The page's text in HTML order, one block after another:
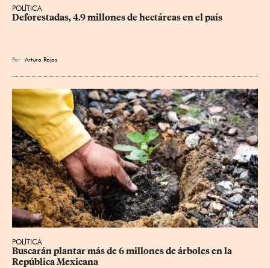
POLÍTICA
Deforestadas, 4.9 millones de hectáreas en el país
Por Arturo Rojas
POLÍTICA
Buscarán plantar más de 6 millones de árboles en la
República Mexicana